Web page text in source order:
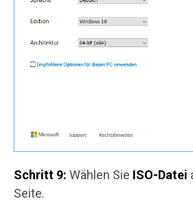
Schritt 9: Wählen Sie ISO-Datei
Seite.